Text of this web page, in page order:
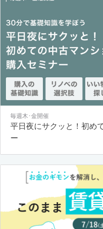
毎週木･金開催
平日夜にサクッと！初め
ー